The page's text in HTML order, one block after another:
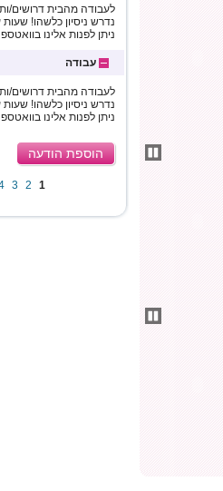
לעבודה מהבית דרושים/
ניתן לפנות אלינו בוואטספ 052-4313764 יעל
עבודה
לעבודה מהבית דרושים/
ניתן לפנות אלינו בוואטספ 052-4313764 יעל
הוספת הודעה
1
2
3